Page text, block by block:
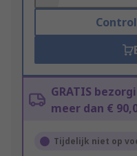
GRATIS
meer dan €
Tijdelijk niet op